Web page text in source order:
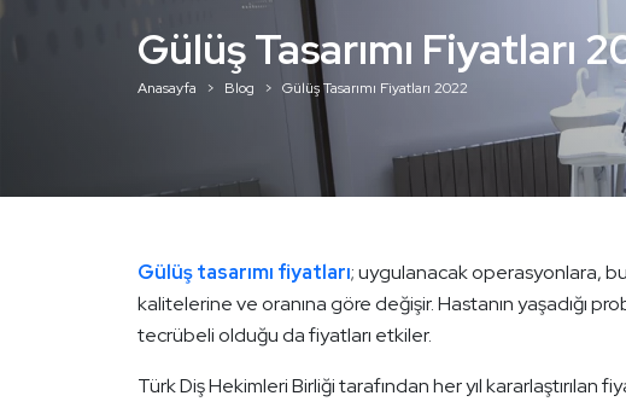
Gülüş Tasarımı Fiyatları
Anasayfa Blog Gülüş Tasarımı Fiyatları 2022
Gülüş tasarımı fiyatları; uygulanacak operasyonlara,
kalitelerine ve oranına göre değişir. Hastanın yaşadığı
tecrübeli olduğu da fiyatları etkiler.
Türk Diş Hekimleri Birliği tarafından her yıl